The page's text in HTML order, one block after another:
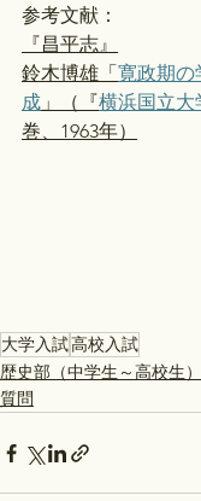
参考文献：
『昌平志』
鈴木博雄「 寛政期の
成 」（『横浜国立大
巻、1963年）
大学入試高校入試
歴史部（中学生～高校生）
質問